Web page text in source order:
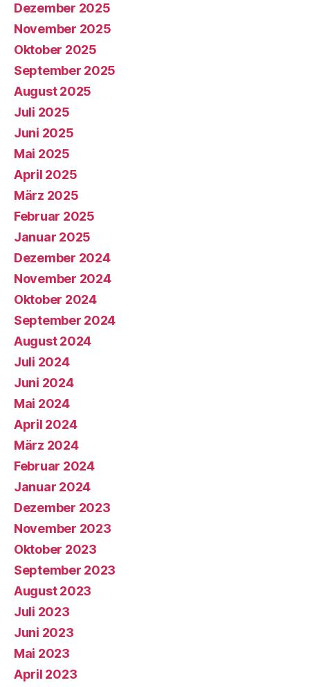
Dezember 2025
November 2025
Oktober 2025
September 2025
August 2025
Juli 2025
Juni 2025
Mai 2025
April 2025
März 2025
Februar 2025
Januar 2025
Dezember 2024
November 2024
Oktober 2024
September 2024
August 2024
Juli 2024
Juni 2024
Mai 2024
April 2024
März 2024
Februar 2024
Januar 2024
Dezember 2023
November 2023
Oktober 2023
September 2023
August 2023
Juli 2023
Juni 2023
Mai 2023
April 2023